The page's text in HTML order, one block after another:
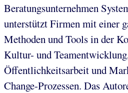
Beratungsunternehmen
unterstützt Firmen mit einer
Methoden und Tools in der
Kultur- und
Öffentlichkeitsarbeit und
Change-Prozessen. Das